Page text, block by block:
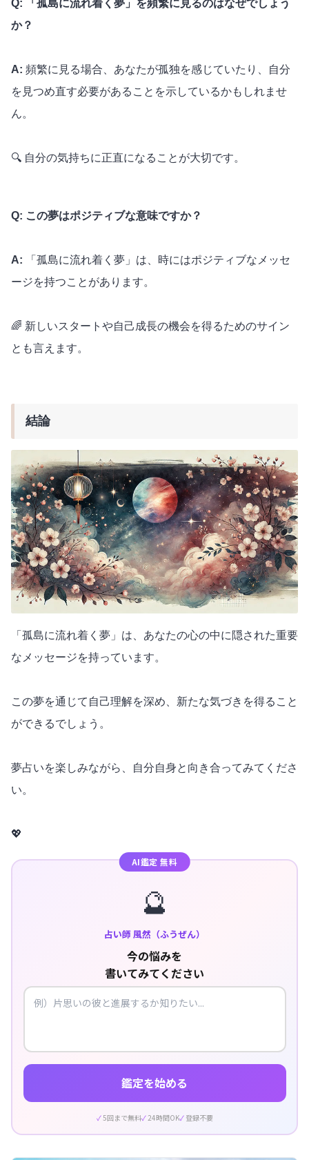
Q: 「孤島に流れ着く夢」を頻繁に見るのはなぜでしょう
か？
A: 頻繁に見る場合、あなたが孤独を感じていたり、自分
を見つめ直す必要があることを示しているかもしれませ
ん。
🔍 自分の気持ちに正直になることが大切です。
Q: この夢はポジティブな意味ですか？
A:
「孤島に流れ着く夢」は、時にはポジティブなメッセ
ージを持つことがあります。
🌈 新しいスタートや自己成長の機会を得るためのサイン
とも言えます。
結論
「孤島に流れ着く夢」は、あなたの心の中に隠された重要
なメッセージを持っています。
この夢を通じて自己理解を深め、新たな気づきを得ること
ができるでしょう。
夢占いを楽しみながら、自分自身と向き合ってみてくださ
い。
💖
AI鑑定 無料
🔮
占い師 風然（ふうぜん）
今の悩みを
書いてみてください
鑑定を始める
5回まで無料 24時間OK 登録不要